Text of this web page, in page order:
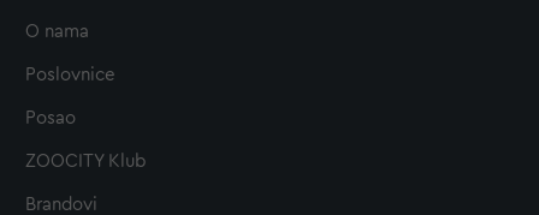
O nama
Poslovnice
Posao
ZOOCITY Klub
Brandovi